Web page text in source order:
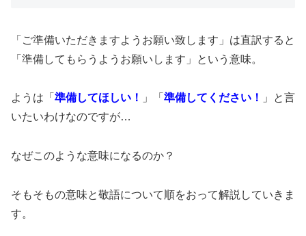
「ご準備いただきますようお願い致します」は直訳すると
「準備してもらうようお願いします」という意味。
ようは「 準備してほしい！ 」「 準備してください！
」と言
いたいわけなのですが…
なぜこのような意味になるのか？
そもそもの意味と敬語について順をおって解説していきま
す。